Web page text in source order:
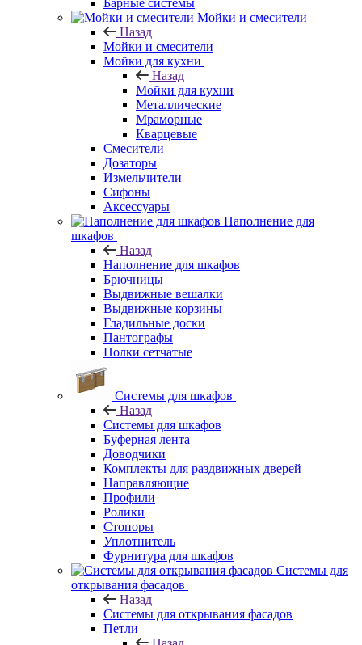
Барные системы
Мойки и смесители
Назад
Мойки и смесители
Мойки для кухни
Назад
Мойки для кухни
Металлические
Мраморные
Кварцевые
Смесители
Дозаторы
Измельчители
Сифоны
Аксессуары
Наполнение для
шкафов
Назад
Наполнение для шкафов
Брючницы
Выдвижные вешалки
Выдвижные корзины
Гладильные доски
Пантографы
Полки сетчатые
Системы для шкафов
Назад
Системы для шкафов
Буферная лента
Доводчики
Комплекты для раздвижных дверей
Направляющие
Профили
Ролики
Стопоры
Уплотнитель
Фурнитура для шкафов
Системы для
открывания фасадов
Назад
Системы для открывания фасадов
Петли